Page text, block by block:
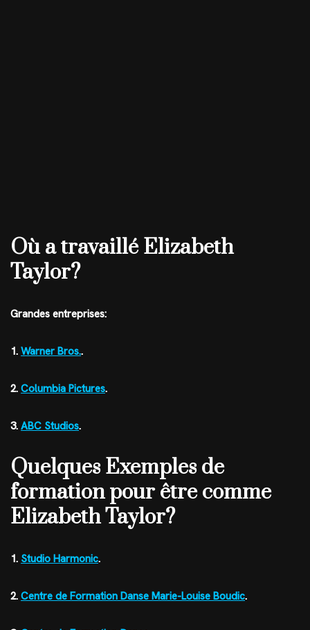
Où a travaillé Elizabeth
Taylor?
Grandes entreprises:
1. Warner Bros..
2. Columbia Pictures.
3. ABC Studios.
Quelques Exemples de
formation pour être comme
Elizabeth Taylor?
1. Studio Harmonic.
2. Centre de Formation Danse Marie-Louise Boudic.